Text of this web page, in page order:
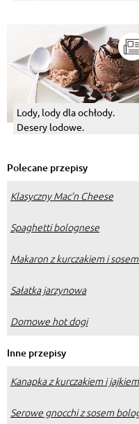
Lody, lody dla ochłody.
Desery lodowe.
Polecane przepisy
Klasyczny Mac’n Cheese
Spaghetti bolognese
Makaron z kurczakiem i
Sałatka jarzynowa
Domowe hot dogi
Inne przepisy
Kanapka z kurczakiem i jajkiem
Serowe gnocchi z sosem